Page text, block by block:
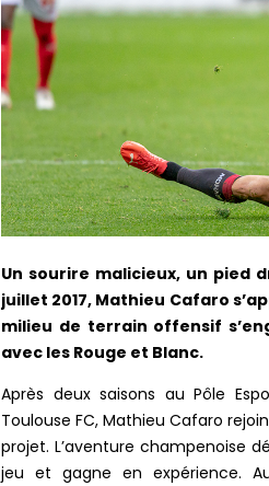
Un sourire malicieux, un pied
juillet 2017, Mathieu Cafaro
milieu de terrain offensif
avec les Rouge et Blanc.
Après deux saisons au Pôle
Toulouse FC, Mathieu Cafaro
projet. L’aventure champenoise
jeu et gagne en expérience.